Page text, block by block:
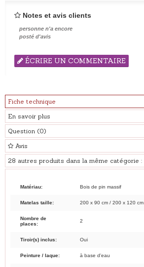
Notes et avis clients
personne n'a encore
posté d'avis
ÉCRIRE UN COMMENTAIRE
Fiche technique
En savoir plus
Question (0)
Avis
28 autres produits dans la même catégorie :
Matériau: Bois de pin massif
Matelas taille: 200 x 90 cm / 200 x 120 cm
Nombre de
places:
2
Tiroir(s) inclus: Oui
Peinture / laque: à base d'eau